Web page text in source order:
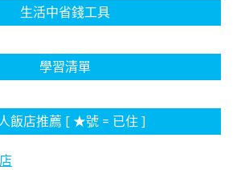
生活中省錢工具
學習清單
飯店推薦 [ ★號 = 已住 ]